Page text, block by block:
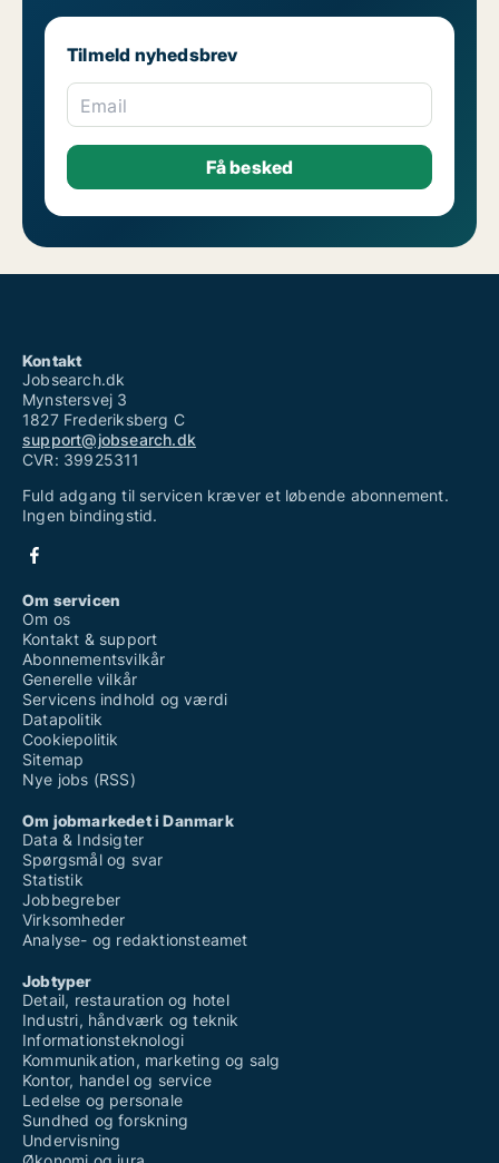
Tilmeld nyhedsbrev
Email
Kontakt
Jobsearch.dk
Mynstersvej 3
1827 Frederiksberg C
support@jobsearch.dk
CVR: 39925311
Fuld adgang til servicen kræver et løbende abonnement.
Ingen bindingstid.
Om servicen
Om os
Kontakt & support
Abonnementsvilkår
Generelle vilkår
Servicens indhold og værdi
Datapolitik
Cookiepolitik
Sitemap
Nye jobs (RSS)
Om jobmarkedet i Danmark
Data & Indsigter
Spørgsmål og svar
Statistik
Jobbegreber
Virksomheder
Analyse- og redaktionsteamet
Jobtyper
Detail, restauration og hotel
Industri, håndværk og teknik
Informationsteknologi
Kommunikation, marketing og salg
Kontor, handel og service
Ledelse og personale
Sundhed og forskning
Undervisning